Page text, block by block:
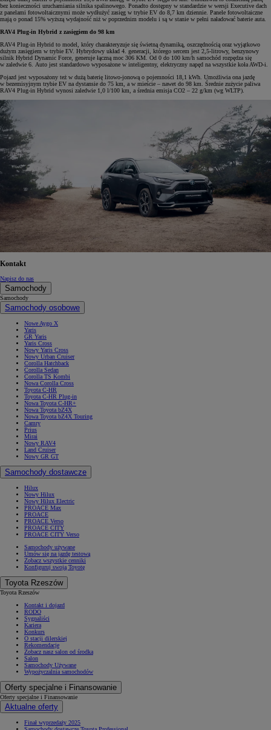
bez konieczności uruchamiania silnika spalinowego. Ponadto dostępny w standardzie w wersji Executive dach
z panelami fotowoltaicznymi może wydłużyć zasięg w trybie EV do 8,7 km dziennie. Panele fotowoltaiczne
mają o ponad 15% wyższą wydajność niż w poprzednim modelu i są w stanie w pełni naładować baterie auta.
RAV4 Plug-in Hybrid z zasięgiem do 98 km
RAV4 Plug-in Hybrid to model, który charakteryzuje się świetną dynamiką, oszczędnością oraz wyjątkowo
dużym zasięgiem w trybie EV. Hybrydowy układ 4. generacji, którego sercem jest 2,5-litrowy, benzynowy
silnik Hybrid Dynamic Force, generuje łączną moc 306 KM. Od 0 do 100 km/h samochód rozpędza się
w zaledwie 6. Auto jest standardowo wyposażone w inteligentny, elektryczny napęd na wszystkie koła AWD-i.
Pojazd jest wyposażony też w dużą baterię litowo-jonową o pojemności 18,1 kWh. Umożliwia ona jazdę
w bezemisyjnym trybie EV na dystansie do 75 km, a w mieście – nawet do 98 km. Średnie zużycie paliwa
RAV4 Plug-in Hybrid wynosi zaledwie 1,0 l/100 km, a średnia emisja CO2 – 22 g/km (wg WLTP).
Kontakt
Napisz do nas
Samochody
Samochody
Samochody osobowe
Nowe Aygo X
Yaris
GR Yaris
Yaris Cross
Nowy Yaris Cross
Nowy Urban Cruiser
Corolla Hatchback
Corolla Sedan
Corolla TS Kombi
Nowa Corolla Cross
Toyota C-HR
Toyota C-HR Plug-in
Nowa Toyota C-HR+
Nowa Toyota bZ4X
Nowa Toyota bZ4X Touring
Camry
Prius
Mirai
Nowy RAV4
Land Cruiser
Nowy GR GT
Samochody dostawcze
Hilux
Nowy Hilux
Nowy Hilux Electric
PROACE Max
PROACE
PROACE Verso
PROACE CITY
PROACE CITY Verso
Samochody używane
Umów się na jazdę testową
Zobacz wszystkie cenniki
Konfiguruj swoją Toyotę
Toyota Rzeszów
Toyota Rzeszów
Kontakt i dojazd
RODO
Sygnaliści
Kariera
Konkurs
O stacji dilerskiej
Rekomendacje
Zobacz nasz salon od środka
Salon
Samochody Używane
Wypożyczalnia samochodów
Oferty specjalne i Finansowanie
Oferty specjalne i Finansowanie
Aktualne oferty
Finał wyprzedaży 2025